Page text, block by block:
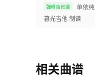
弹唱吉他谱 单依纯
暮光吉他制谱
相关曲谱